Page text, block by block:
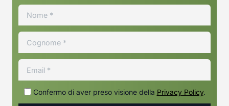
Confermo di aver preso visione della Privacy Policy.